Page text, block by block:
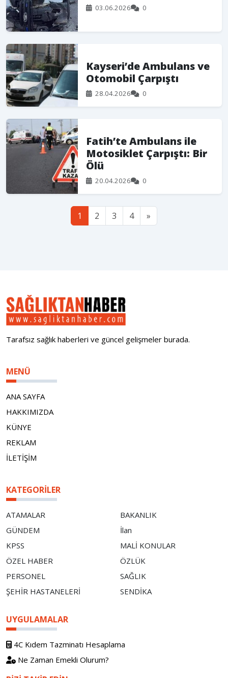
03.06.2026 0
Kayseri’de Ambulans ve
Otomobil Çarpıştı
28.04.2026 0
Fatih’te Ambulans ile
Motosiklet Çarpıştı: Bir
Ölü
20.04.2026 0
1 2 3 4 »
Tarafsız sağlık haberleri ve güncel gelişmeler burada.
MENÜ
ANA SAYFA
HAKKIMIZDA
KÜNYE
REKLAM
İLETİŞİM
KATEGORILER
ATAMALAR
BAKANLIK
GÜNDEM
İlan
KPSS
MALİ KONULAR
ÖZEL HABER
ÖZLÜK
PERSONEL
SAĞLIK
ŞEHİR HASTANELERİ
SENDİKA
UYGULAMALAR
4C Kıdem Tazminatı Hesaplama
Ne Zaman Emekli Olurum?